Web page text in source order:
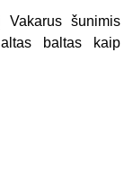
šunimis
baltas kaip